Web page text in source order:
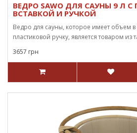
ВЕДРО SAWO ДЛЯ САУНЫ 9 Л
ВСТАВКОЙ И РУЧКОЙ
Ведро для сауны, которое имеет объем в
пластиковой ручку, является товаром из
3657 грн